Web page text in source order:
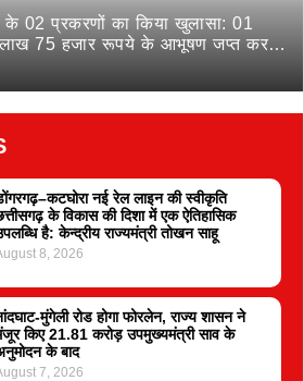
के 02 प्रकरणों का किया खुलासा: 01
75 हजार रूपये के आभूषण जप्त कर
नई रेल लाइन की स्वीकृति
के विकास की दिशा में एक ऐतिहासिक
है: केन्द्रीय राज्यमंत्री तोखन साहू
8, 2026
मुंगेली रोड होगा फोरलेन, राज्य शासन ने
किए 21.81 करोड़ उपमुख्यमंत्री साव के
के बाद
7, 2026